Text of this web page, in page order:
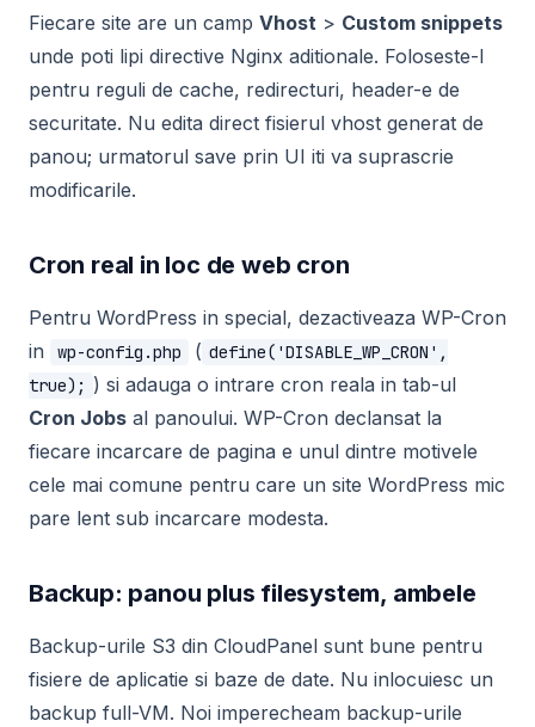
Fiecare site are un camp Vhost > Custom snippets
unde poti lipi directive Nginx aditionale. Foloseste-l
pentru reguli de cache, redirecturi, header-e de
securitate. Nu edita direct fisierul vhost generat de
panou; urmatorul save prin UI iti va suprascrie
modificarile.
Cron real in loc de web cron
Pentru WordPress in special, dezactiveaza WP-Cron
in
wp-config.php ( define('DISABLE_WP_CRON',
true); ) si adauga o intrare cron reala in tab-ul
Cron Jobs al panoului. WP-Cron declansat la
fiecare incarcare de pagina e unul dintre motivele
cele mai comune pentru care un site WordPress mic
pare lent sub incarcare modesta.
Backup: panou plus filesystem, ambele
Backup-urile S3 din CloudPanel sunt bune pentru
fisiere de aplicatie si baze de date. Nu inlocuiesc un
backup full-VM. Noi imperecheam backup-urile